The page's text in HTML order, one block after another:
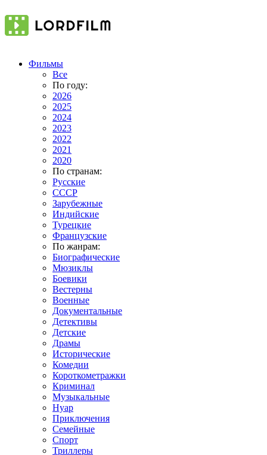
Фильмы
Все
По году:
2026
2025
2024
2023
2022
2021
2020
По странам:
Русские
СССР
Зарубежные
Индийские
Турецкие
Французские
По жанрам:
Биографические
Мюзиклы
Боевики
Вестерны
Военные
Документальные
Детективы
Детские
Драмы
Исторические
Комедии
Короткометражки
Криминал
Музыкальные
Нуар
Приключения
Семейные
Спорт
Триллеры